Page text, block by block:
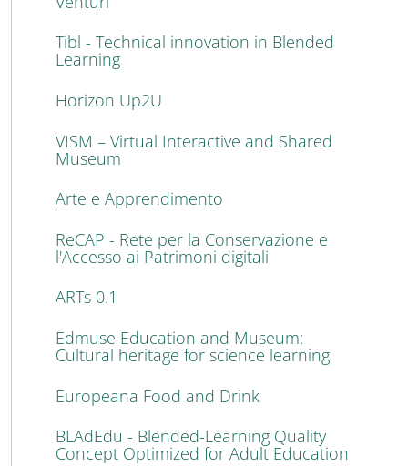
Tibl - Technical innovation in Blended
Learning
Horizon Up2U
VISM – Virtual Interactive and Shared
Museum
Arte e Apprendimento
ReCAP - Rete per la Conservazione e
l'Accesso ai Patrimoni digitali
ARTs 0.1
Edmuse Education and Museum:
Cultural heritage for science learning
Europeana Food and Drink
BLAdEdu - Blended-Learning Quality
Concept Optimized for Adult Education